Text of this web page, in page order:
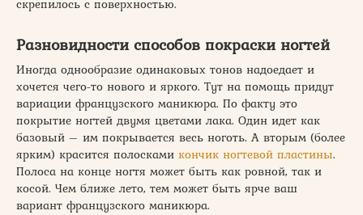
скрепилось с поверхностью.
Разновидности способов покраски ногтей
Иногда однообразие одинаковых тонов надоедает и
хочется чего-то нового и яркого. Тут на помощь придут
вариации французского маникюра. По факту это
покрытие ногтей двумя цветами лака. Один идет как
базовый – им покрывается весь ноготь. А вторым (более
ярким) красится полосками кончик ногтевой пластины.
Полоса на конце ногтя может быть как ровной, так и
косой. Чем ближе лето, тем может быть ярче ваш
вариант французского маникюра.